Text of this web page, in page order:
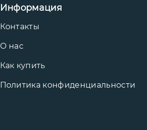
Информация
Контакты
О нас
Как купить
Политика конфиденциальности